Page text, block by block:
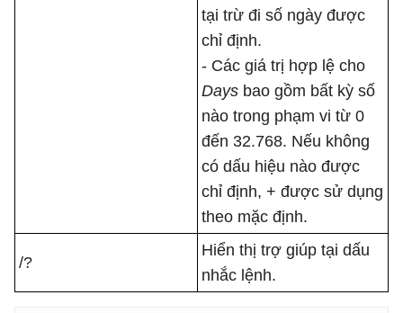
tại trừ đi số ngày được
chỉ định.
- Các giá trị hợp lệ cho
Days bao gồm bất kỳ số
nào trong phạm vi từ 0
đến 32.768. Nếu không
có dấu hiệu nào được
chỉ định, + được sử dụng
theo mặc định.
/?
Hiển thị trợ giúp tại dấu
nhắc lệnh.